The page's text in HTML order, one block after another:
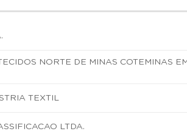
NORTE DE MINAS COTEMINAS
TEXTIL
LTDA.